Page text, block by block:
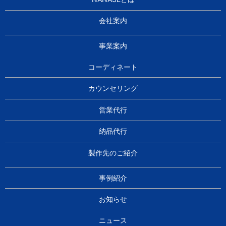
会社案内
事業案内
コーディネート
カウンセリング
営業代行
納品代行
製作先のご紹介
事例紹介
お知らせ
ニュース